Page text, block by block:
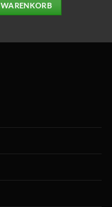
WARENKORB